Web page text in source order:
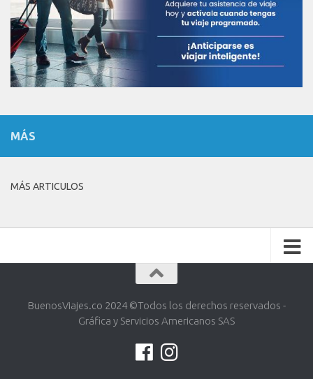
MÁS
MÁS ARTICULOS
BuenosViajes.co 2024 ©️Todos los derechos reservados -
Gráfica y Servicios Americanos SAS